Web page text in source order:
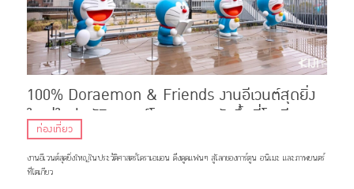
100% Doraemon & Friends งานอีเวนต์สุดยิ่ง
ใหญ่ในประวัติศาสตร์โดราเอมอนจัดขึ้นที่โตเกียว
ท่องเที่ยว
งานอีเวนต์สุดยิ่งใหญ่ในประวัติศาสตร์โดราเอมอน ดึงดูดแฟนๆ สู่โลกของการ์ตูน อนิเมะ และภาพยนตร์
ที่โตเกียว